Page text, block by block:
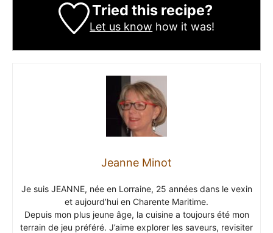
Tried this recipe?
Let us know how it was!
Jeanne Minot
Je suis JEANNE, née en Lorraine, 25 années dans le vexin
et aujourd’hui en Charente Maritime.
Depuis mon plus jeune âge, la cuisine a toujours été mon
terrain de jeu préféré. J’aime explorer les saveurs, revisiter